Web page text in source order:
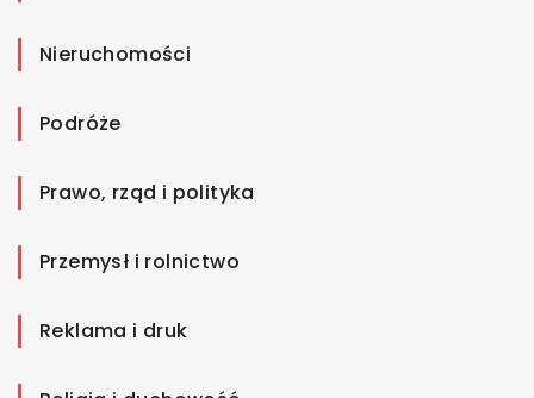
Nieruchomości
Podróże
Prawo, rząd i polityka
Przemysł i rolnictwo
Reklama i druk